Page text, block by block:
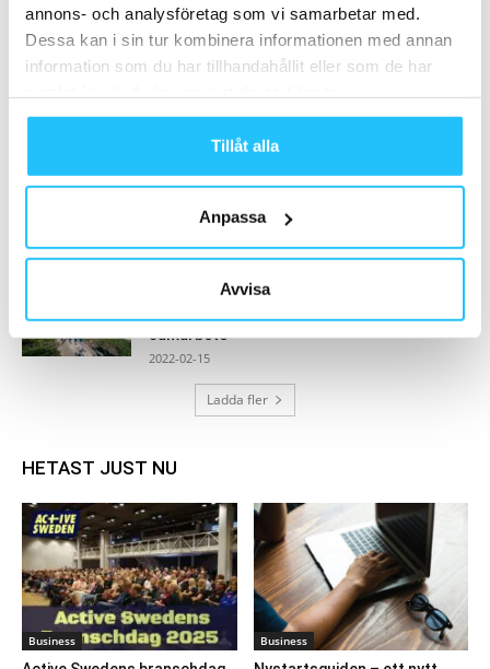
annons- och analysföretag som vi samarbetar med.
Dessa kan i sin tur kombinera informationen med annan
information som du har tillhandahållit eller som de har
Tillåt alla
Anpassa
Avvisa
2023-10-03
streamingtjänsten Wexer
Kraftmark lanserar ny bänk- och kabelserie
2026-01-26
Tjejmilen expanderar till Sälen:
samarbete
2022-02-15
Ladda fler
HETAST JUST NU
Business Business